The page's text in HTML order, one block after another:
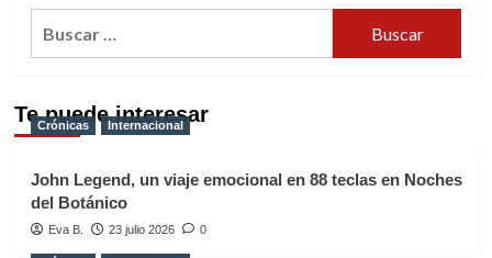
Te puede interesar
Crónicas Internacional
John Legend, un viaje emocional en 88 teclas en Noches
del Botánico
Eva B. 23 julio 2026 0